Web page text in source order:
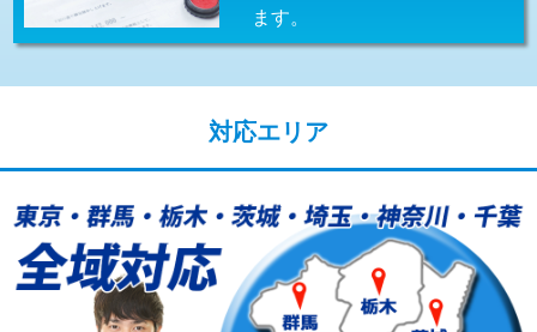
給水管工事※（支持金具設置)
業)
給水管工事※（塩ビ管（VP・HI）使
用/3ｍまで)
33,000円
給水管工事※（塩ビ管（VP・HI）使
用（追加）/3ｍ超え)
+8,800円
ます。
対応エリア